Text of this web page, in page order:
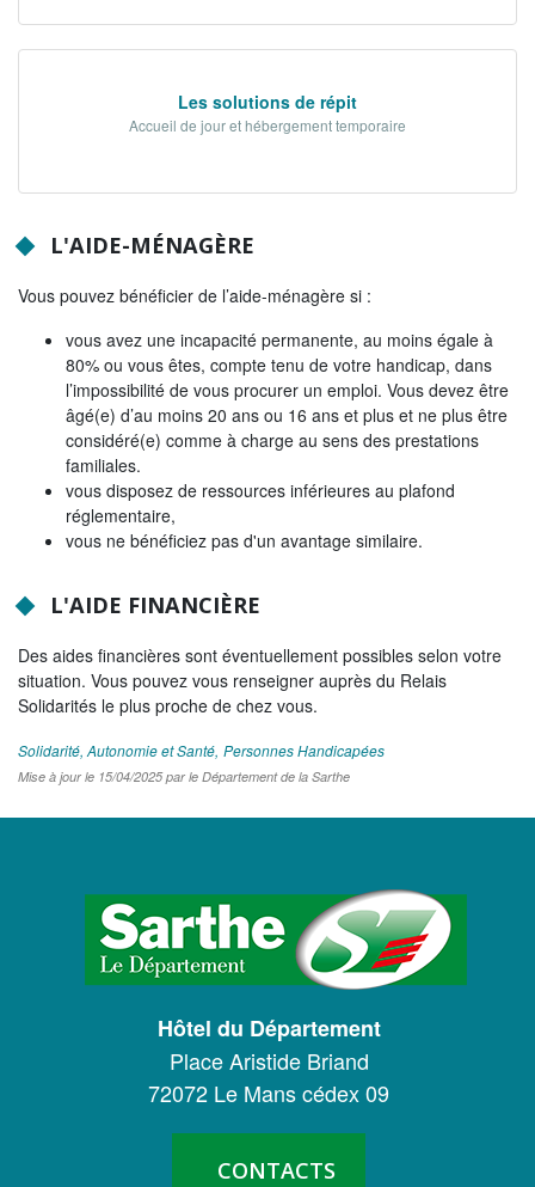
Les solutions de répit
Accueil de jour et hébergement temporaire
L'AIDE-MÉNAGÈRE
Vous pouvez bénéficier de l’aide-ménagère si :
vous avez une incapacité permanente, au moins égale à
80% ou vous êtes, compte tenu de votre handicap, dans
l’impossibilité de vous procurer un emploi. Vous devez être
âgé(e) d’au moins 20 ans ou 16 ans et plus et ne plus être
considéré(e) comme à charge au sens des prestations
familiales.
vous disposez de ressources inférieures au plafond
réglementaire,
vous ne bénéficiez pas d'un avantage similaire.
L'AIDE FINANCIÈRE
Des aides financières sont éventuellement possibles selon votre
situation. Vous pouvez vous renseigner auprès du Relais
Solidarités le plus proche de chez vous.
Solidarité, Autonomie et Santé Personnes Handicapées
Mise à jour le 15/04/2025 par le Département de la Sarthe
LOGO
CONSEIL
DÉPARTEMENTAL
SARTHE
Hôtel du Département
Place Aristide Briand
72072 Le Mans cédex 09
CONTACTS